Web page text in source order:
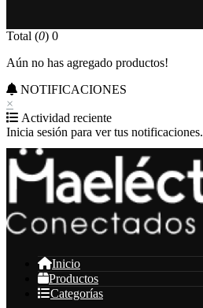
Total (0) 0
Aún no has agregado productos!
NOTIFICACIONES
×
Actividad reciente
Inicia sesión para ver tus notificaciones.
Inicio
Productos
Categorías